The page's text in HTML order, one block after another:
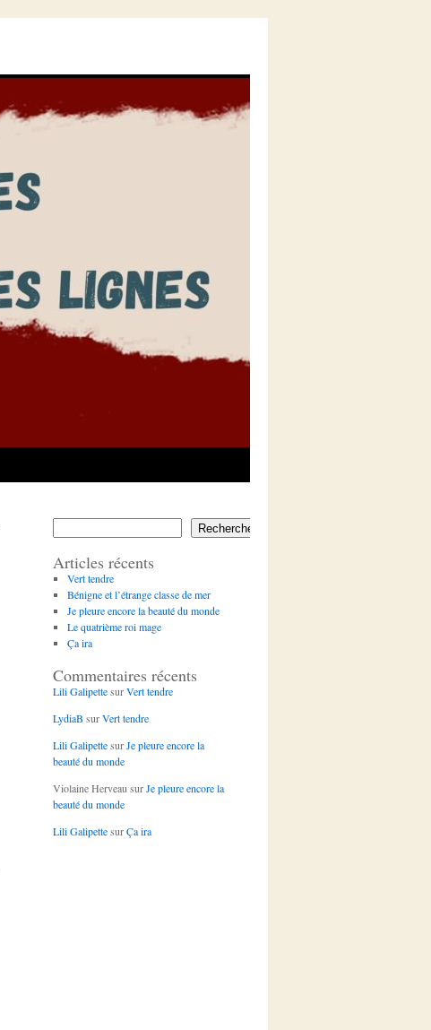
Rechercher
Articles récents
Vert tendre
Bénigne et l’étrange classe de mer
Je pleure encore la beauté du monde
Le quatrième roi mage
Ça ira
Commentaires récents
Lili GalipettesurVert tendre
LydiaB surVert tendre
Lili GalipettesurJe pleure encore la
beauté du monde
Violaine Herveau surJe pleure encore la
beauté du monde
Lili GalipettesurÇa ira